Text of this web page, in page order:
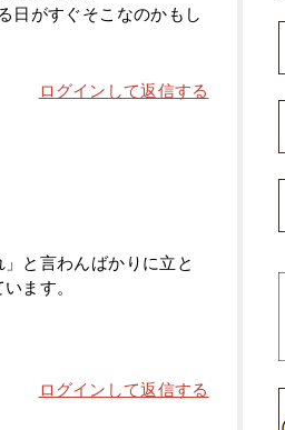
日がすぐそこなのかもし
ログインして返信する
と言わんばかりに立と
ます。
ログインして返信する